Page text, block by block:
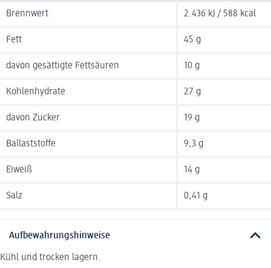
Brennwert 2.436 kJ / 588 kcal
Fett 45 g
davon gesättigte Fettsäuren 10 g
Kohlenhydrate 27 g
davon Zucker 19 g
Ballaststoffe 9,3 g
Eiweiß 14 g
Salz 0,41 g
Aufbewahrungshinweise
Kühl und trocken lagern.